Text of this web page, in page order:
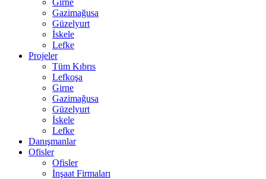
Girne
Gazimağusa
Güzelyurt
İskele
Lefke
Projeler
Tüm Kıbrıs
Lefkoşa
Girne
Gazimağusa
Güzelyurt
İskele
Lefke
Danışmanlar
Ofisler
Ofisler
İnşaat Firmaları